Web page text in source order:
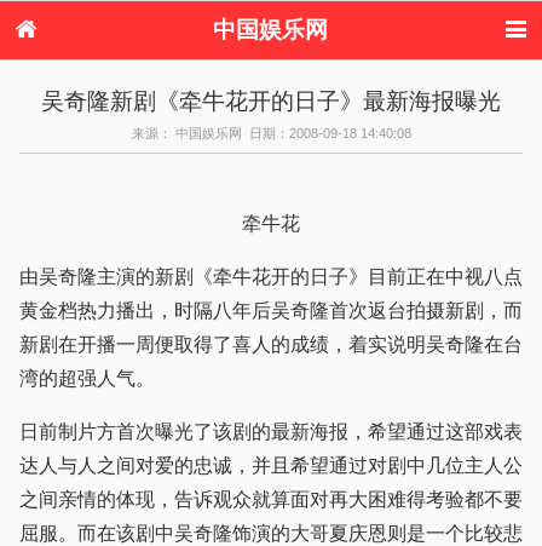
中国娱乐网
港台娱乐
日本娱乐 韩国娱乐
欧美娱乐
音乐新闻 影视新闻
内地明星八卦
吴奇隆新剧《牵牛花开的日子》最新海报曝光
来源： 中国娱乐网 日期：2008-09-18 14:40:08
牵牛花
由吴奇隆主演的新剧《牵牛花开的日子》目前正在中视八点
黄金档热力播出，时隔八年后吴奇隆首次返台拍摄新剧，而
新剧在开播一周便取得了喜人的成绩，着实说明吴奇隆在台
湾的超强人气。
日前制片方首次曝光了该剧的最新海报，希望通过这部戏表
达人与人之间对爱的忠诚，并且希望通过对剧中几位主人公
之间亲情的体现，告诉观众就算面对再大困难得考验都不要
屈服。而在该剧中吴奇隆饰演的大哥夏庆恩则是一个比较悲